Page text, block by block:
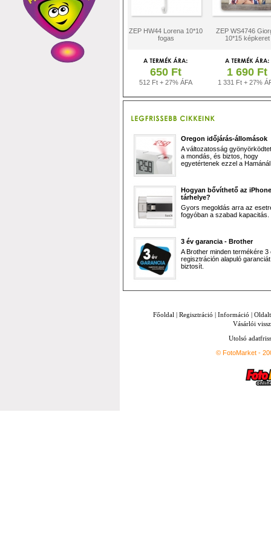
ZEP HW44 Lorena 10*10
fogas
ZEP WS4746
10*15 képkeret
650 Ft
512 Ft + 27% ÁFA
1 690 Ft
1 331 Ft + 27%
Oregon időjárás-állomások
A változatosság
a mondás, és biztos, hogy
egyetértenek ezzel a
Hogyan bővíthető az iPhone
tárhelye?
Gyors megoldás arra az
fogyóban a szabad kapacitás.
3 év garancia - Brother
A Brother minden termékére 3
regisztráción alapuló garanciát
biztosít.
Főoldal | Regisztráció | Információ |
Vásárlói
Utolsó
© FotoMarket -